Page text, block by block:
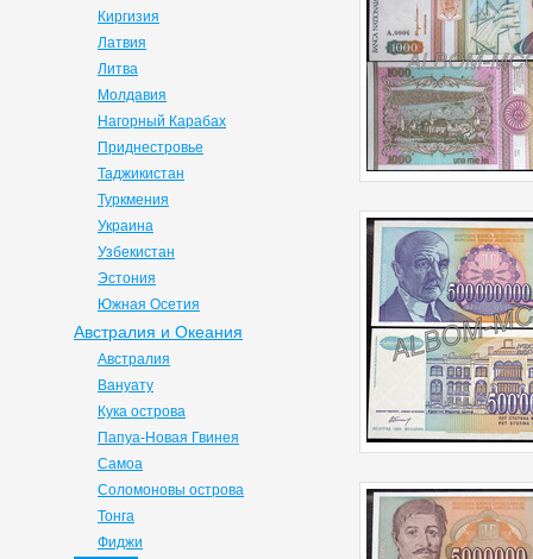
Киргизия
Латвия
Литва
Молдавия
Нагорный Карабах
Приднестровье
Таджикистан
Туркмения
Украина
Узбекистан
Эстония
Южная Осетия
Австралия и Океания
Австралия
Вануату
Кука острова
Папуа-Новая Гвинея
Самоа
Соломоновы острова
Тонга
Фиджи